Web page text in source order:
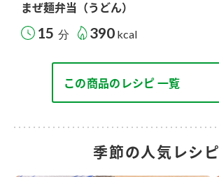
まぜ麺弁当（うどん）
15 分 390 kcal
この商品のレシピ 一覧
季節の人気レシピ